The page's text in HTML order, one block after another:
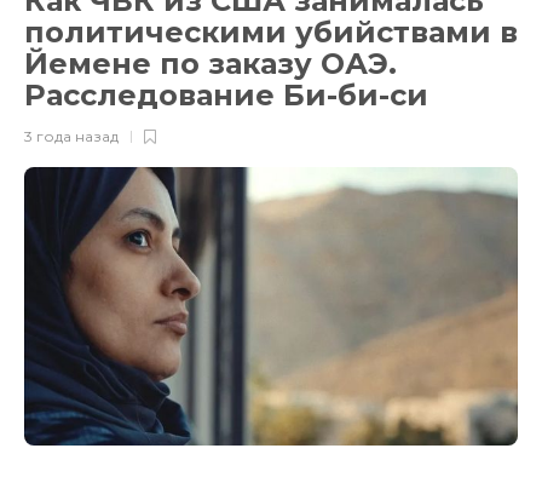
политическими убийствами в
Йемене по заказу ОАЭ.
Расследование Би-би-си
3 года назад